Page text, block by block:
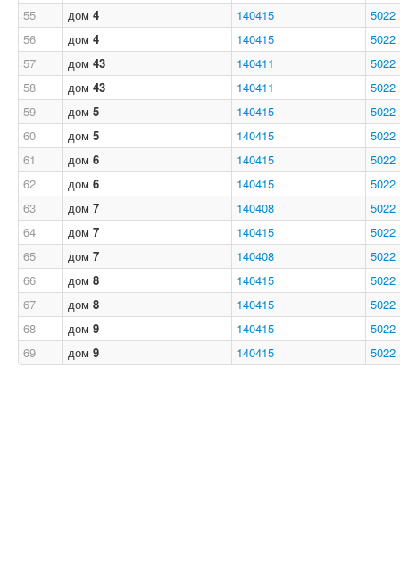
55
дом 4 140415
5022
56
дом 4 140415
5022
57
дом 43 140411
5022
58
дом 43 140411
5022
59
дом 5 140415
5022
60
дом 5 140415
5022
61
дом 6 140415
5022
62
дом 6 140415
5022
63
дом 7 140408
5022
64
дом 7 140415
5022
65
дом 7 140408
5022
66
дом 8 140415
5022
67
дом 8 140415
5022
68
дом 9 140415
5022
69
дом 9 140415 5022